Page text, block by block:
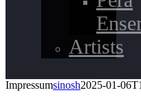
Artists
Impressumsinosh2025-01-